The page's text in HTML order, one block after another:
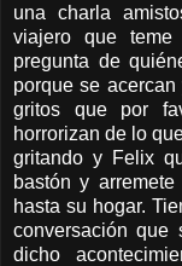
una charla
viajero que
pregunta de
porque se
gritos que por
horrorizan de lo
gritando y Felix
bastón y
hasta su hogar.
conversación que
dicho